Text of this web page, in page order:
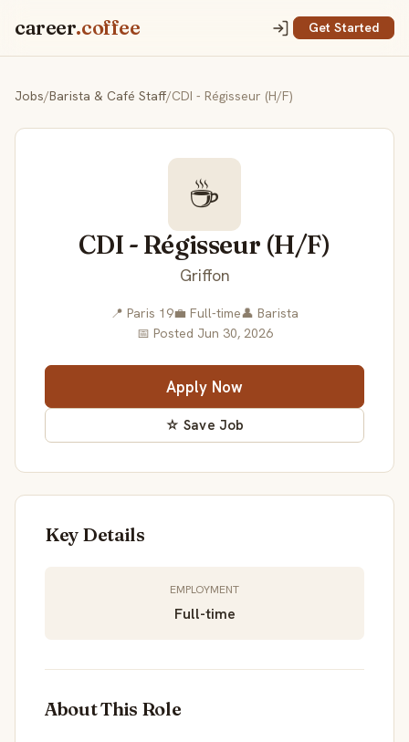
career.coffee Get Started
Jobs/Barista & Café Staff/CDI - Régisseur (H/F)
☕
CDI - Régisseur (H/F)
Griffon
📍 Paris 19💼 Full-time👤 Barista
📅 Posted Jun 30, 2026
Apply Now
☆ Save Job
Key Details
EMPLOYMENT
Full-time
About This Role